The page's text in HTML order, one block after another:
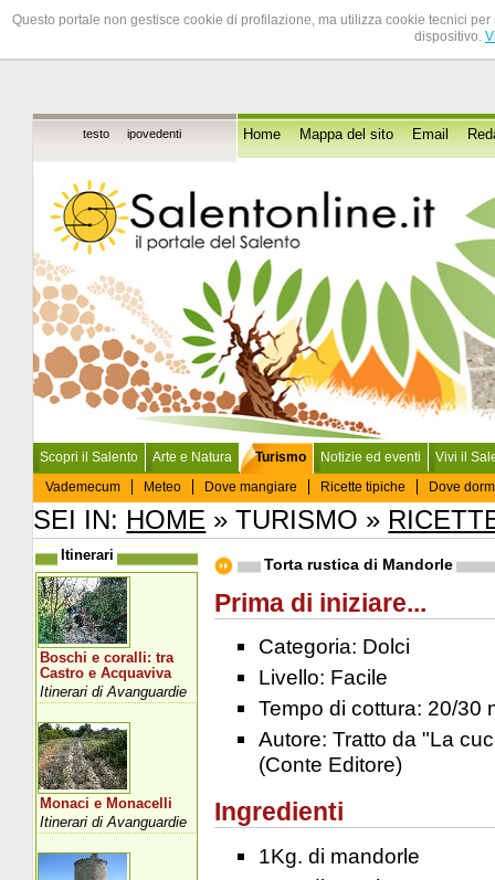
Questo portale non gestisce cookie di profilazione, ma utilizza cookie tecnici
dispositivo.
testo ipovedenti Home Mappa del sito Email
Scopri il Salento Arte e Natura
Turismo
Vademecum
Meteo Dove mangiare Ricette tipiche Dove
Notizie ed eventi Vivi il
SEI IN: HOME » TURISMO »
Torta rustica di Mandorle
Prima di iniziare...
Categoria: Dolci
Livello: Facile
Tempo di cottura: 20/30
Autore: Tratto da "La
(Conte Editore)
Ingredienti
1Kg. di mandorle
Itinerari
Boschi e coralli: tra
Castro e Acquaviva
Itinerari di Avanguardie
Monaci e Monacelli
Itinerari di Avanguardie